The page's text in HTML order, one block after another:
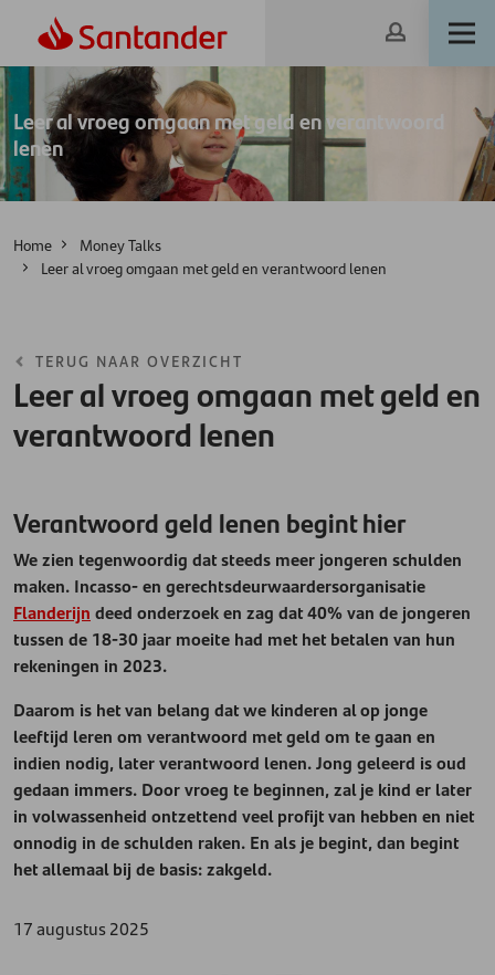
Leer al vroeg omgaan met geld en verantwoord
lenen
Home
Money Talks
Leer al vroeg omgaan met geld en verantwoord lenen
TERUG NAAR OVERZICHT
Leer al vroeg omgaan met geld en
verantwoord lenen
Verantwoord geld lenen begint hier
We zien tegenwoordig dat steeds meer jongeren schulden
maken. Incasso- en gerechtsdeurwaardersorganisatie
Flanderijn deed onderzoek en zag dat 40% van de jongeren
tussen de 18-30 jaar moeite had met het betalen van hun
rekeningen in 2023.
Daarom is het van belang dat we kinderen al op jonge
leeftijd leren om verantwoord met geld om te gaan en
indien nodig, later verantwoord lenen. Jong geleerd is oud
gedaan immers. Door vroeg te beginnen, zal je kind er later
in volwassenheid ontzettend veel profijt van hebben en niet
onnodig in de schulden raken. En als je begint, dan begint
het allemaal bij de basis: zakgeld.
17 augustus 2025